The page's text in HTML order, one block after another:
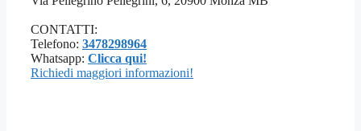
CONTATTI:
Telefono: 3478298964
Whatsapp: Clicca qui!
Richiedi maggiori informazioni!